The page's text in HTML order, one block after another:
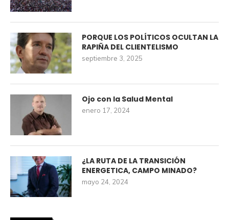
PORQUE LOS POLÍTICOS OCULTAN LA
RAPIÑA DEL CLIENTELISMO
septiembre 3, 2025
Ojo con la Salud Mental
enero 17, 2024
¿LA RUTA DE LA TRANSICIÓN
ENERGETICA, CAMPO MINADO?
mayo 24, 2024